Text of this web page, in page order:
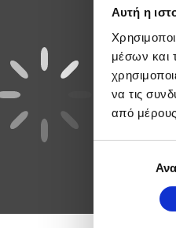
Αυτή η
μέσων και
να τις
από
συγκατάθεσης